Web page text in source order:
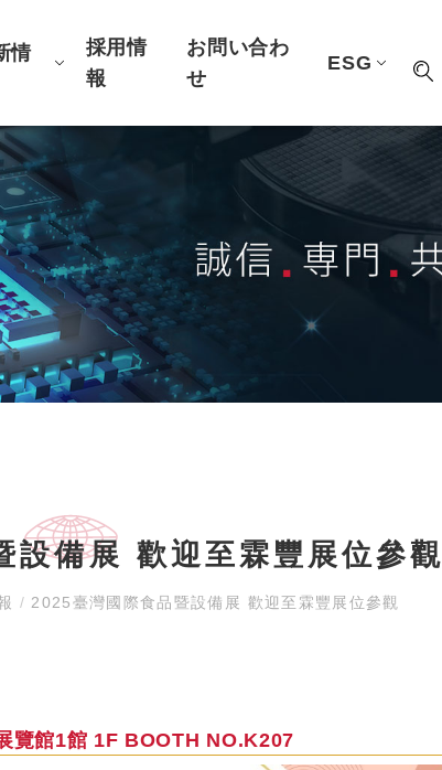
情
採用情
報
お問い合わ
せ
ESG
設備展 歡迎至霖豐展位參觀
/ 2025臺灣國際食品暨設備展 歡迎至霖豐展位參觀
覽館1館 1F BOOTH NO.K207